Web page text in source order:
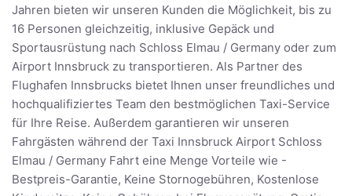
Jahren bieten wir unseren Kunden die Möglichkeit, bis zu
16 Personen gleichzeitig, inklusive Gepäck und
Sportausrüstung nach Schloss Elmau / Germany oder zum
Airport Innsbruck zu transportieren. Als Partner des
Flughafen Innsbrucks bietet Ihnen unser freundliches und
hochqualifiziertes Team den bestmöglichen Taxi-Service
für Ihre Reise. Außerdem garantieren wir unseren
Fahrgästen während der Taxi Innsbruck Airport Schloss
Elmau / Germany Fahrt eine Menge Vorteile wie -
Bestpreis-Garantie, Keine Stornogebühren, Kostenlose